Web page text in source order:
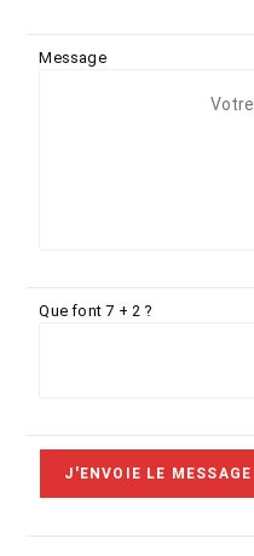
Message
Que font 7 + 2 ?